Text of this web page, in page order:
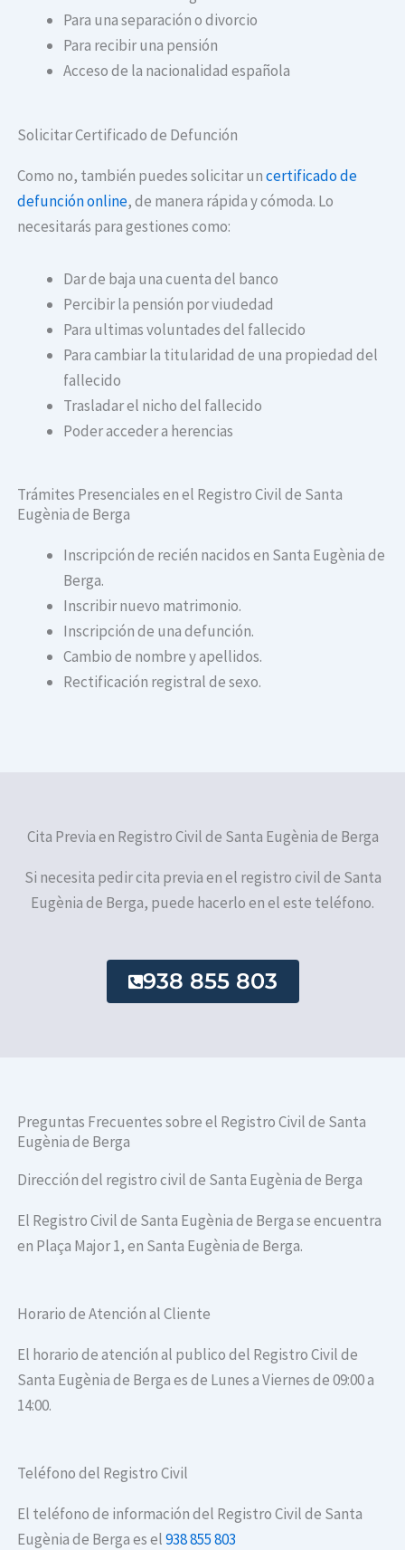
Para una separación o divorcio
Para recibir una pensión
Acceso de la nacionalidad española
Solicitar Certificado de Defunción
Como no, también puedes solicitar uncertificado de
defunción online, de manera rápida y cómoda. Lo
necesitarás para gestiones como:
Dar de baja una cuenta del banco
Percibir la pensión por viudedad
Para ultimas voluntades del fallecido
Para cambiar la titularidad de una propiedad del
fallecido
Trasladar el nicho del fallecido
Poder acceder a herencias
Trámites Presenciales en el Registro Civil de Santa
Eugènia de Berga
Inscripción de recién nacidos en Santa Eugènia de
Berga.
Inscribir nuevo matrimonio.
Inscripción de una defunción.
Cambio de nombre y apellidos.
Rectificación registral de sexo.
Cita Previa en Registro Civil de Santa Eugènia de Berga
Si necesita pedir cita previa en el registro civil de Santa
Eugènia de Berga, puede hacerlo en el este teléfono.
938 855 803
Preguntas Frecuentes sobre el Registro Civil de Santa
Eugènia de Berga
Dirección del registro civil de Santa Eugènia de Berga
El Registro Civil de Santa Eugènia de Berga se encuentra
en Plaça Major 1, en Santa Eugènia de Berga.
Horario de Atención al Cliente
El horario de atención al publico del Registro Civil de
Santa Eugènia de Berga es de Lunes a Viernes de 09:00 a
14:00.
Teléfono del Registro Civil
El teléfono de información del Registro Civil de Santa
Eugènia de Berga es el938 855 803